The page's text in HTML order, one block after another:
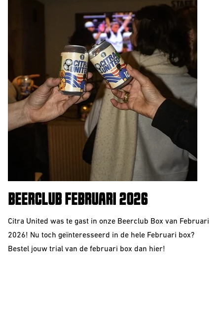
BEERCLUB FEBRUARI 2026
Citra United was te gast in onze Beerclub Box van Februari
2026! Nu toch geïnteresseerd in de hele Februari box?
Bestel jouw trial van de februari box dan hier!